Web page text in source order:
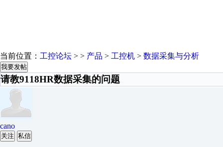
当前位置： 工控论坛 > > 产品 > 工控机 > 数据采集与分析
我要发帖
请教9118HR数据采集的问题
cano
关注 私信